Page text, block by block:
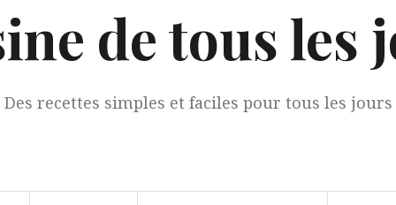
de tous les
Des recettes simples et faciles pour tous les jours